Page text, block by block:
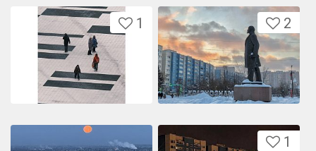
1 2
1